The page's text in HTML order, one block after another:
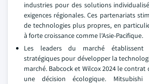
industries pour des solutions
exigences régionales. Ces partenariats
de technologies plus propres, en
à forte croissance comme l'Asie-Pacifique.
Les leaders du marché établissent
stratégiques pour développer la
marché. Babcock et Wilcox 2024 le contrat
une décision écologique. Mitsubishi